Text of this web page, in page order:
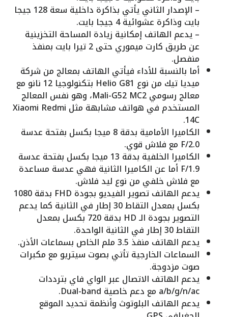
– الإصدار الثاني يأتي بذاكرة داخلية سعة 128 جيجا
بايت وذاكرة عشوائية 4 جيجا بايت.
– يدعم الهاتف إمكانية زيادة المساحة التخزينية
عن طريق كارت ميموري حتى 2 تيرا بايت بمنفذ
منفصل.
أما بالنسبة للأداء فيأتي الهاتف بمعالج من شركة
ميديا تيك من نوع Helio G81 بتكنولوجيا 12 نانو مع
معالج رسومي Mali-G52 MC2، وهو نفس المعالج
المستخدم في هواتف مشابهة مثل Xiaomi Redmi
14C.
الكاميرا الأمامية بدقة 8 ميجا بكسل بفتحة عدسة
F/2.0 مع فلاش قوي.
الكاميرا الخلفية بدقة 13 ميجا بكسل بفتحة عدسة
F/1.9 أما عن الكاميرا الثانية فهي عدسة مساعدة
مع فلاش خلفي من نوع ليد فلاش.
يدعم الهاتف تصوير الفيديو بجودة FHD بدقة 1080
بكسل بمعدل التقاط 30 إطار في الثانية كما يدعم
التصوير بجودة الـ HD بدقة 720 بكسل بمعدل
التقاط 30 إطار في الثانية الواحدة.
يدعم الهاتف منفذ 3.5 ملم الخاص بسماعات الأذن.
السماعات الخارجية تأتي بصوت سيتريو مع مكبرات
صوت مزدوجة.
يدعم الهاتف الاتصال عبر الواي فاي بترددات
a/b/g/n/ac مع دعم خاصية Dual-band.
يدعم الهاتف البلوتوث وأنظمة تحديد الموقع